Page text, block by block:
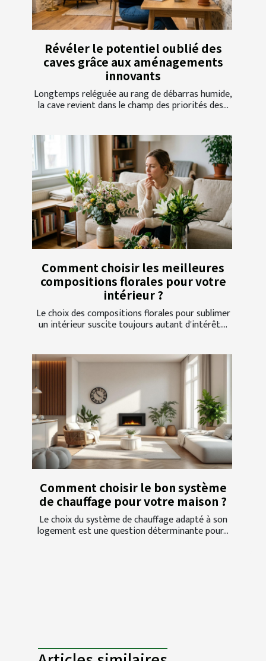
Révéler le potentiel oublié des
caves grâce aux aménagements
innovants
Longtemps reléguée au rang de débarras humide,
la cave revient dans le champ des priorités des...
Comment choisir les meilleures
compositions florales pour votre
intérieur ?
Le choix des compositions florales pour sublimer
un intérieur suscite toujours autant d'intérêt....
Comment choisir le bon système
de chauffage pour votre maison ?
Le choix du système de chauffage adapté à son
logement est une question déterminante pour...